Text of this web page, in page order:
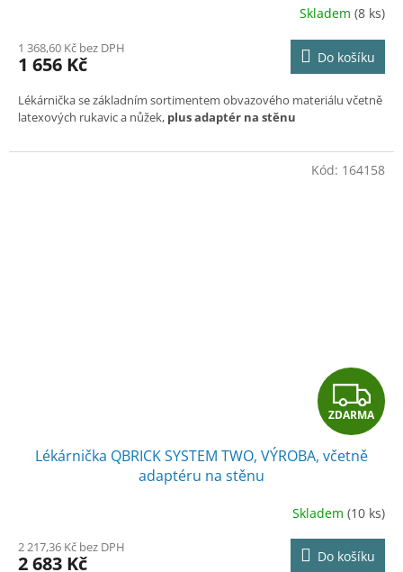
Skladem (8 ks)
1 368,60 Kč bez DPH
1 656 Kč Do košíku
Lékárnička se základním sortimentem obvazového materiálu včetně
latexových rukavic a nůžek, plus adaptér na stěnu
Z
D
R
M
ZDARMA
Lékárnička QBRICK SYSTEM TWO, VÝROBA, včetně
adaptéru na stěnu
Skladem (10 ks)
2 217,36 Kč bez DPH
2 683 Kč Do košíku
Kód: 164158